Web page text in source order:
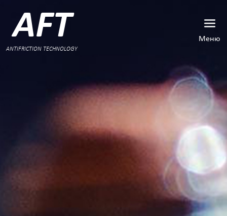
AFT
ANTIFRICTION TECHNOLOGY
Меню